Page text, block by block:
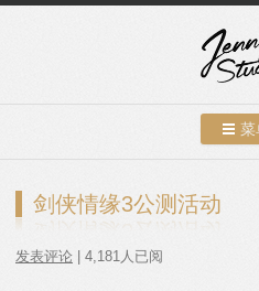
菜
跳转到内容
剑侠情缘3公测活动
发表评论 | 4,181人已阅